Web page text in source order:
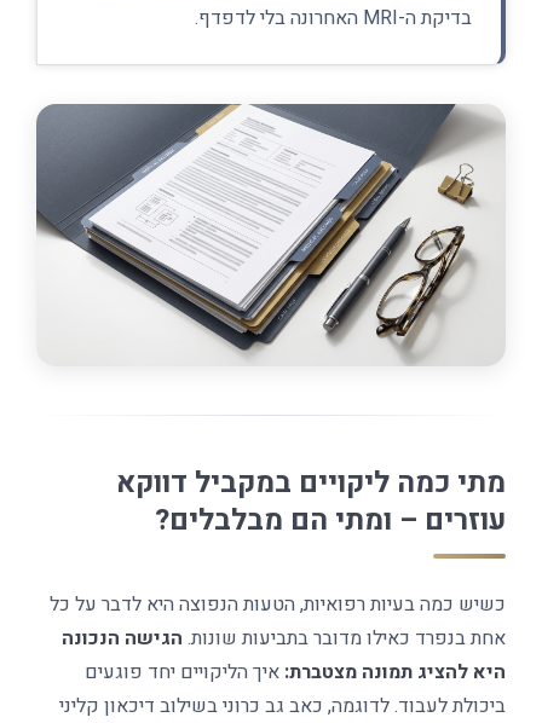
בדיקת ה-MRI האחרונה בלי לדפדף.
מתי כמה ליקויים במקביל דווקא
עוזרים – ומתי הם מבלבלים?
כשיש כמה בעיות רפואיות, הטעות הנפוצה היא לדבר על כל
אחת בנפרד כאילו מדובר בתביעות שונות. הגישה הנכונה
היא להציג תמונה מצטברת: איך הליקויים יחד פוגעים
ביכולת לעבוד. לדוגמה, כאב גב כרוני בשילוב דיכאון קליני